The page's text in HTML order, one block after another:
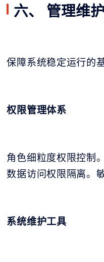
六、 管理维
保障系统稳定运行的
权限管理体系
角色细粒度权限控制
数据访问权限隔离。
系统维护工具